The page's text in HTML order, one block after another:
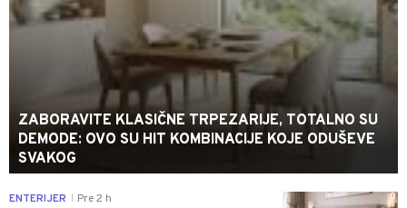
ZABORAVITE KLASIČNE TRPEZARIJE, TOTALNO SU
DEMODE: OVO SU HIT KOMBINACIJE KOJE ODUŠEVE
SVAKOG
0
ENTERIJER Pre 2 h